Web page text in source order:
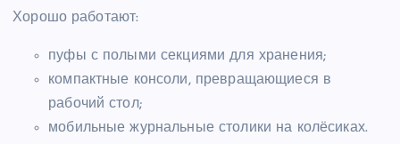
Хорошо работают:
пуфы с полыми секциями для хранения;
компактные консоли, превращающиеся в
рабочий стол;
мобильные журнальные столики на колёсиках.